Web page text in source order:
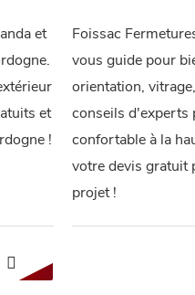
et
et
!
Foissac
vous guide pour
orientation,
conseils d'experts
confortable à la
votre devis gratuit
projet !